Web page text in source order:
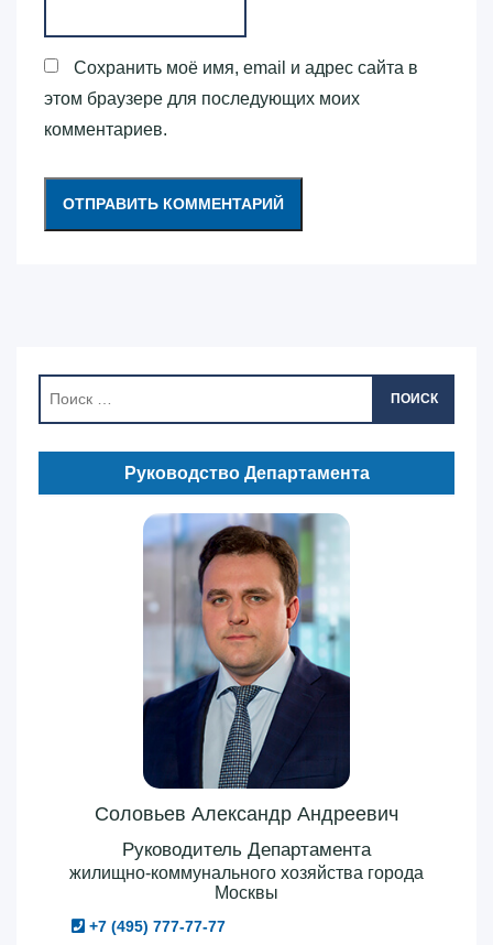
Сохранить моё имя, email и адрес сайта в
этом браузере для последующих моих
комментариев.
ПОИСК
Руководство Департамента
Соловьев Александр Андреевич
Руководитель Департамента
жилищно-коммунального хозяйства города
Москвы
+7 (495) 777-77-77